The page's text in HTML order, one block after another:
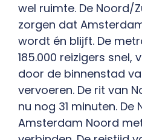
wel ruimte. De Noord/
zorgen dat
wordt én blijft. De
185.000 reizigers
door de binnenstad
vervoeren. De rit van
nu nog 31 minuten. De
Amsterdam Noord